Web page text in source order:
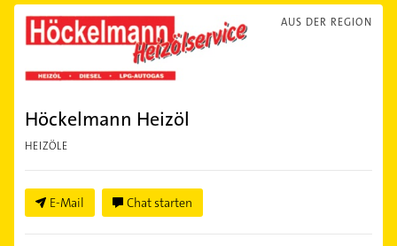
AUS DER REGION
Höckelmann Heizöl
HEIZÖLE
E-Mail Chat starten